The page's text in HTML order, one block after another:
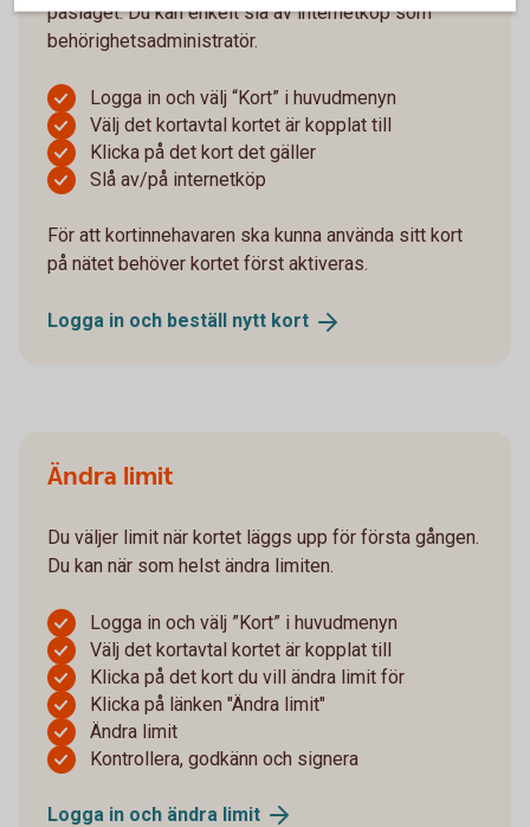
påslaget. Du kan enkelt slå av internetköp som
behörighetsadministratör.
Logga in och välj “Kort” i huvudmenyn
Välj det kortavtal kortet är kopplat till
Klicka på det kort det gäller
Slå av/på internetköp
För att kortinnehavaren ska kunna använda sitt kort
på nätet behöver kortet först aktiveras.
Logga in och beställ nytt kort
Ändra limit
Du väljer limit när kortet läggs upp för första gången.
Du kan när som helst ändra limiten.
Logga in och välj ”Kort” i huvudmenyn
Välj det kortavtal kortet är kopplat till
Klicka på det kort du vill ändra limit för
Klicka på länken "Ändra limit"
Ändra limit
Kontrollera, godkänn och signera
Logga in och ändra limit